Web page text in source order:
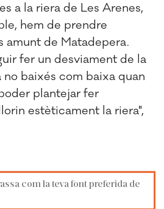
a la riera de Les Arenes,
hem de prendre
amunt de Matadepera.
fer un desviament de la
baixés com baixa quan
plantejar fer
estèticament la riera",
com la teva font preferida de